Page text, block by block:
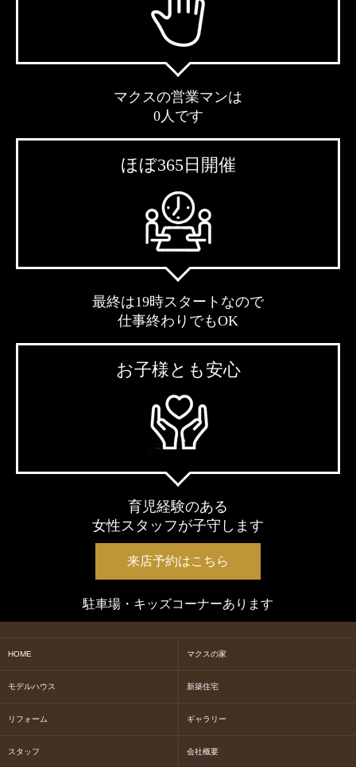
マクスの営業マンは
0人です
ほぼ365日開催
最終は19時スタートなので
仕事終わりでもOK
お子様とも安心
育児経験のある
女性スタッフが子守します
来店予約はこちら
駐車場・キッズコーナーあります
HOME マクスの家
モデルハウス 新築住宅
リフォーム ギャラリー
スタッフ 会社概要